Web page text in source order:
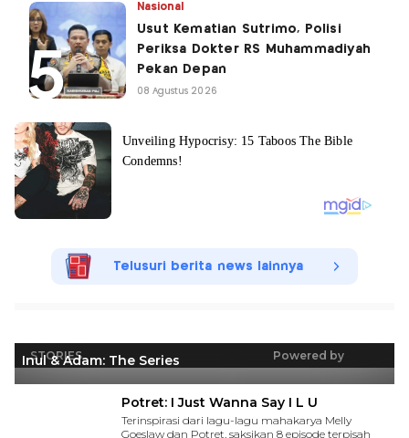
Nasional
Usut Kematian Sutrimo, Polisi
Periksa Dokter RS Muhammadiyah
Pekan Depan
08 Agustus 2026
Telusuri berita news lainnya